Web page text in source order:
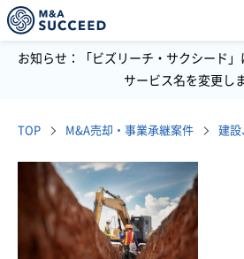
お知らせ：「ビズリーチ・サクシード
サービス名を変更し
TOP M&A売却・事業承継案件 建設